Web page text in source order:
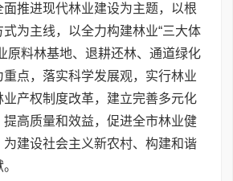
推进现代林业建设为主题，以根
为主线，以全力构建林业“三大体
原料林基地、退耕还林、通道绿化
点，落实科学发展观，实行林业
业产权制度改革，建立完善多元化
高质量和效益，促进全市林业健
为建设社会主义新农村、构建和谐